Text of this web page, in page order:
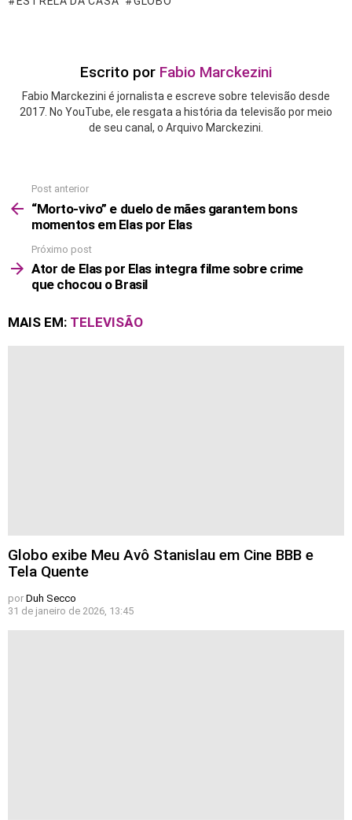
Escrito por Fabio Marckezini
Fabio Marckezini é jornalista e escreve sobre televisão desde
2017. No YouTube, ele resgata a história da televisão por meio
de seu canal, o Arquivo Marckezini.
more
Post anterior
“Morto-vivo” e duelo de mães garantem bons
momentos em Elas por Elas
Próximo post
Ator de Elas por Elas integra filme sobre crime
que chocou o Brasil
MAIS EM: TELEVISÃO
Globo exibe Meu Avô Stanislau em Cine BBB e
Tela Quente
por Duh Secco
31 de janeiro de 2026, 13:45